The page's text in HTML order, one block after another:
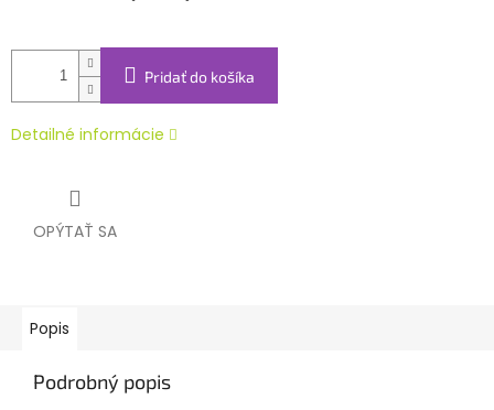
Pridať do košíka
Detailné informácie
OPÝTAŤ SA
Popis
Podrobný popis